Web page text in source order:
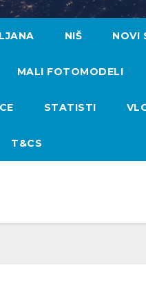
NIŠ NOVI
MALI FOTOMODELI
STATISTI
T&CS